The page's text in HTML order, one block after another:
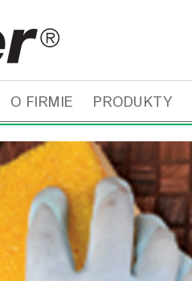
O FIRMIE PRODUKTY